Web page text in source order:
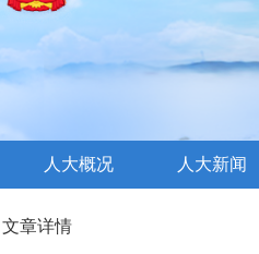
人大概况 人大新闻
章详情